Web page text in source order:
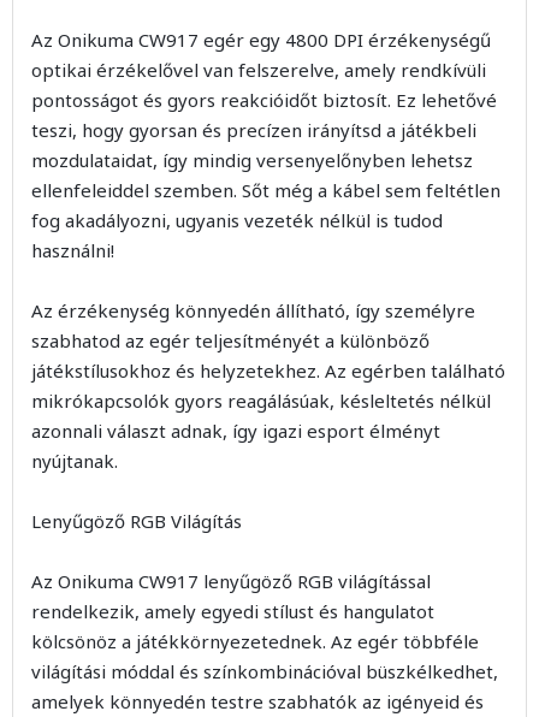
Az Onikuma CW917 egér egy 4800 DPI érzékenységű
optikai érzékelővel van felszerelve, amely rendkívüli
pontosságot és gyors reakcióidőt biztosít. Ez lehetővé
teszi, hogy gyorsan és precízen irányítsd a játékbeli
mozdulataidat, így mindig versenyelőnyben lehetsz
ellenfeleiddel szemben. Sőt még a kábel sem feltétlen
fog akadályozni, ugyanis vezeték nélkül is tudod
használni!
Az érzékenység könnyedén állítható, így személyre
szabhatod az egér teljesítményét a különböző
játékstílusokhoz és helyzetekhez. Az egérben található
mikrókapcsolók gyors reagálásúak, késleltetés nélkül
azonnali választ adnak, így igazi esport élményt
nyújtanak.
Lenyűgöző RGB Világítás
Az Onikuma CW917 lenyűgöző RGB világítással
rendelkezik, amely egyedi stílust és hangulatot
kölcsönöz a játékkörnyezetednek. Az egér többféle
világítási móddal és színkombinációval büszkélkedhet,
amelyek könnyedén testre szabhatók az igényeid és